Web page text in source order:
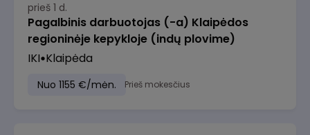
prieš 1 d.
Pagalbinis darbuotojas (-a) Klaipėdos
regioninėje kepykloje (indų plovime)
IKI Klaipėda
Nuo 1155 €/mėn. Prieš mokesčius